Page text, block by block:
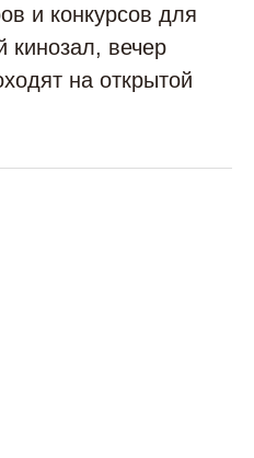
и конкурсов для
кинозал, вечер
на открытой